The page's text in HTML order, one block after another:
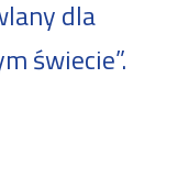
dla
świecie”.